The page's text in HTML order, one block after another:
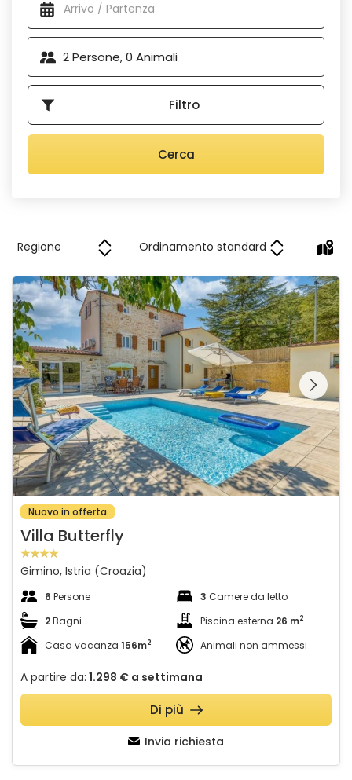
pendii del Quarnero sotto l'occhio vigile delle cime, agli
insediamenti insulari in Dalmazia e ai villaggi di vigneti
nell'entroterra. Le nostre ville sono nascoste
tranquilli della Croaziae sono dotate di piscine esterne,
spesso riscaldate, e di lussuose aree prendisole. Si può
godere della natura circostante da terrazze coperte, aree
lounge e cucine estive con barbecue, perfette per
trascorrere del tempo di qualità con i propri cari. Gli interni
, con saune, sale giochi e strutture
2Persone,0 Animali
Filtro
Cerca
Villa Butterfly
Guardate l'intera
galleria sulla
Nuovo in offerta
Villa Butterfly
Gimino, Istria (Croazia)
6 Persone 3 Camere da letto
2Bagni Piscina esterna 26 m2
Casa vacanza 156m2 Animali non ammessi
A partire da: 1.298 € a settimana
Invia richiesta
Di più